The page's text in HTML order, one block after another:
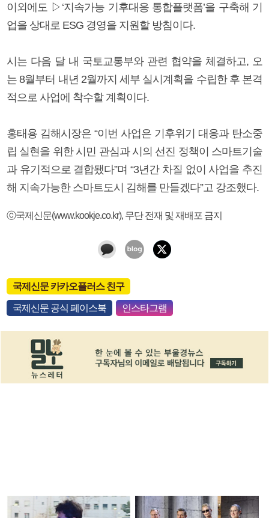
이외에도 ▷‘지속가능 기후대응 통합플랫폼’을 구축해 기
업을 상대로 ESG 경영을 지원할 방침이다.
시는 다음 달 내 국토교통부와 관련 협약을 체결하고, 오
는 8월부터 내년 2월까지 세부 실시계획을 수립한 후 본격
적으로 사업에 착수할 계획이다.
홍태용 김해시장은 “이번 사업은 기후위기 대응과 탄소중
립 실현을 위한 시민 관심과 시의 선진 정책이 스마트기술
과 유기적으로 결합됐다”며 “3년간 차질 없이 사업을 추진
해 지속가능한 스마트도시 김해를 만들겠다”고 강조했다.
ⓒ국제신문(www.kookje.co.kr), 무단 전재 및 재배포 금지
국제신문 카카오플러스 친구
국제신문 공식 페이스북 인스타그램